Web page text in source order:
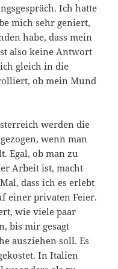
Ich hatte
mich sehr geniert,
habe, dass mein
also keine Antwort
gleich in die
ob mein Mund
werden die
wenn man
Egal, ob man zu
Arbeit ist, macht
dass ich es erlebt
einer privaten Feier.
wie viele paar
bis mir gesagt
ausziehen soll. Es
In Italien